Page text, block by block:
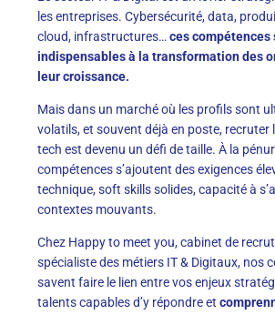
les entreprises. Cybersécurité, data,
cloud, infrastructures…ces compétences
indispensables à la transformation des
leur croissance.
Mais dans un marché où les profils sont
volatils, et souvent déjà en poste, recruter
tech est devenu un défi de taille. À la
compétences s’ajoutent des exigences
technique, soft skills solides, capacité à
contextes mouvants.
Chez Happy to meet you, cabinet de
spécialiste des métiers IT & Digitaux, nos
savent faire le lien entre vos enjeux
talents capables d’y répondre et